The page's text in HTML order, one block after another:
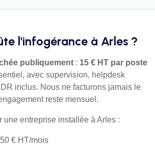
l'infogérance à Arles ?
publiquement : 15 € HT par poste
avec supervision, helpdesk
inclus. Nous ne facturons jamais le
reste mensuel.
une entreprise installée à Arles :
€ HT/mois